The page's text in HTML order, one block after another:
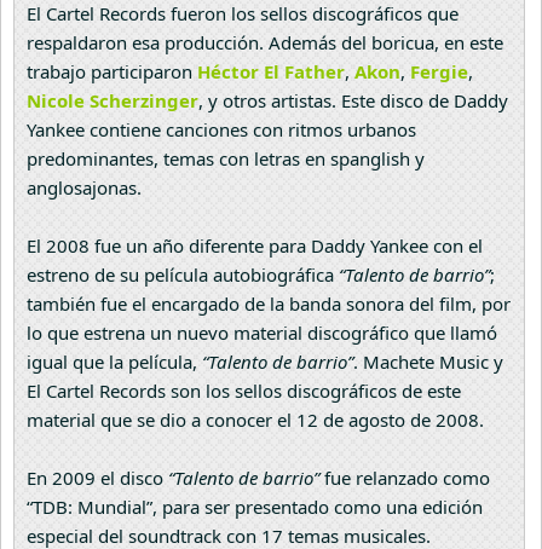
El Cartel Records fueron los sellos discográficos que
respaldaron esa producción. Además del boricua, en este
trabajo participaron Héctor El Father, Akon, Fergie,
Nicole Scherzinger, y otros artistas. Este disco de Daddy
Yankee contiene canciones con ritmos urbanos
predominantes, temas con letras en spanglish y
anglosajonas.
El 2008 fue un año diferente para Daddy Yankee con el
estreno de su película autobiográfica “Talento de barrio”;
también fue el encargado de la banda sonora del film, por
lo que estrena un nuevo material discográfico que llamó
igual que la película, “Talento de barrio”. Machete Music y
El Cartel Records son los sellos discográficos de este
material que se dio a conocer el 12 de agosto de 2008.
En 2009 el disco “Talento de barrio”fue relanzado como
“TDB: Mundial”, para ser presentado como una edición
especial del soundtrack con 17 temas musicales.